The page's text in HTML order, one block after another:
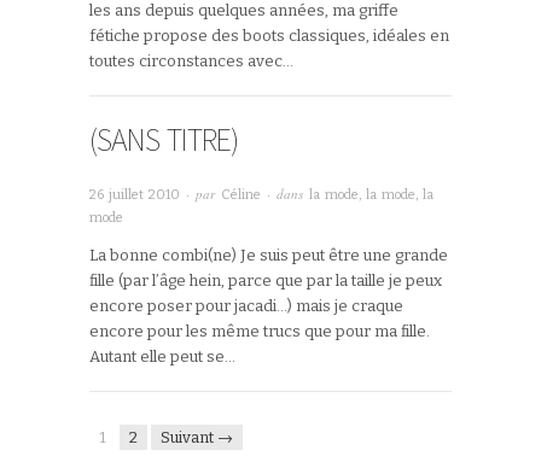
les ans depuis quelques années, ma griffe
fétiche propose des boots classiques, idéales en
toutes circonstances avec…
(SANS TITRE)
26 juillet 2010 · par Céline · dans la mode, la mode, la
mode
La bonne combi(ne) Je suis peut être une grande
fille (par l’âge hein, parce que par la taille je peux
encore poser pour jacadi…) mais je craque
encore pour les même trucs que pour ma fille.
Autant elle peut se…
1 2 Suivant →